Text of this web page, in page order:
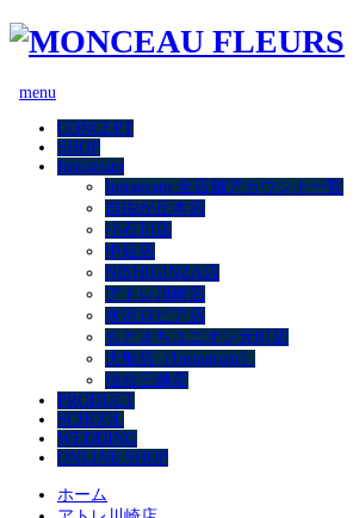
menu
CONCEPT
SHOP
Instagram
Instagram 全店舗アカウント一覧
自由が丘本店
小石川店
中延店
NISHIGINZA店
アトレ川崎店
水沢ロピア店
もとまちユニオン元町店
大船店（Instagram）
仙台三越店
PRODUCT
SCHOOL
WEDDING
ONLINE SHOP
ホーム